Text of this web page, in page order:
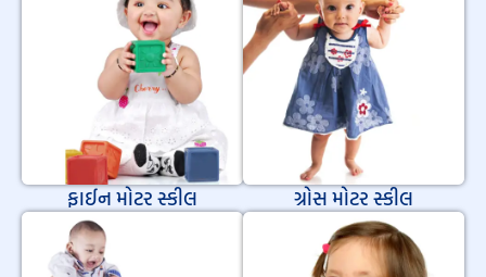
ફાઈન મોટર સ્કીલ ગ્રોસ મોટર સ્કીલ